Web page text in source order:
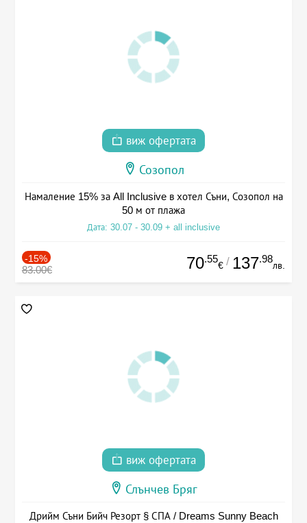
виж офертата
Созопол
Намаление 15% за All Inclusive в хотел Съни, Созопол на
50 м от плажа
Дата: 30.07 - 30.09 + all inclusive
-15%
83.00€ 70.55
€ / 137.98
лв.
виж офертата
Слънчев Бряг
Дрийм Съни Бийч Резорт § СПА / Dreams Sunny Beach